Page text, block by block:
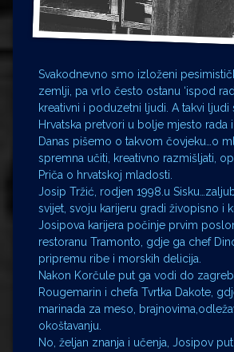
Svakodnevno smo izloženi
zemlji, pa vrlo često ostanu ‘ispod
kreativni i poduzetni ljudi. A takvi ljudi
Hrvatska pretvori u bolje mjesto rada i
Danas pišemo o takvom čovjeku…o
spremna učiti, kreativno razmišljati,
Priča o hrvatskoj mladosti.
Josip Tržić, rodjen 1998.u
svijet, svoju karijeru gradi živopisno i
Josipova karijera počinje prvim
restoranu Tramonto, gdje ga chef
pripremu ribe i morskih delicija.
Nakon Korčule put ga vodi do
Rougemarin i chefa Tvrtka Dakote,
marinada za meso,
okoštavanju.
No, željan znanja i učenja, Josipov